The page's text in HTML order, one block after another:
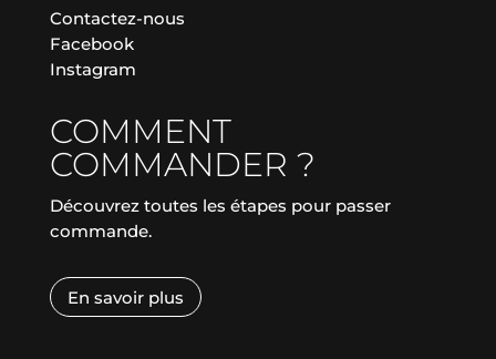
Contactez-nous
Facebook
Instagram
COMMENT
COMMANDER ?
Découvrez toutes les étapes pour passer
commande.
En savoir plus